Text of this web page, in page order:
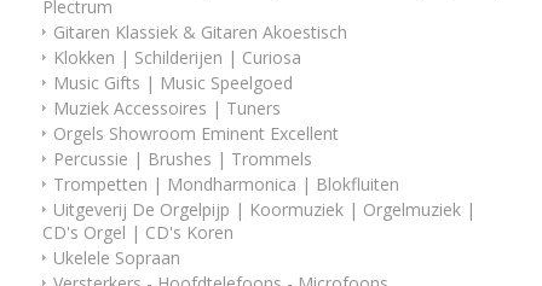
Plectrum
Gitaren Klassiek & Gitaren Akoestisch
Klokken | Schilderijen | Curiosa
Music Gifts | Music Speelgoed
Muziek Accessoires | Tuners
Orgels Showroom Eminent Excellent
Percussie | Brushes | Trommels
Trompetten | Mondharmonica | Blokfluiten
Uitgeverij De Orgelpijp | Koormuziek | Orgelmuziek |
CD's Orgel | CD's Koren
Ukelele Sopraan